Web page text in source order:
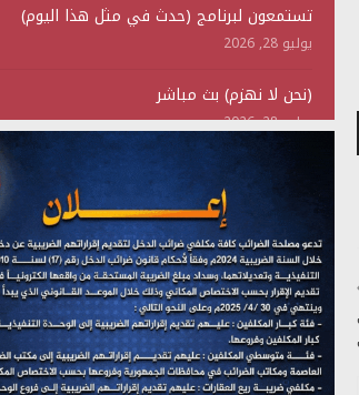
استخدم
الصوت.
تستمعون لبرنامج (حدث في مثل هذا اليوم)
يوليو 28, 2026
(نحن لا نهزم) بث مباشر
يوليو 28, 2026
تستمعون لبرنامج (هندسة الوهم)
مؤتمر صحفي لمركز عين الإنسانية حول جرائم
العدوان على اليمن
يوليو 27, 2026
تستمعون لبرنامج (مع السيد القائد)
يوليو 26, 2026